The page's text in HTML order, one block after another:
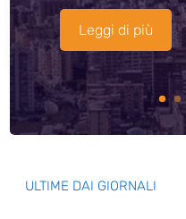
Leggi di più
ULTIME DAI GIORNALI